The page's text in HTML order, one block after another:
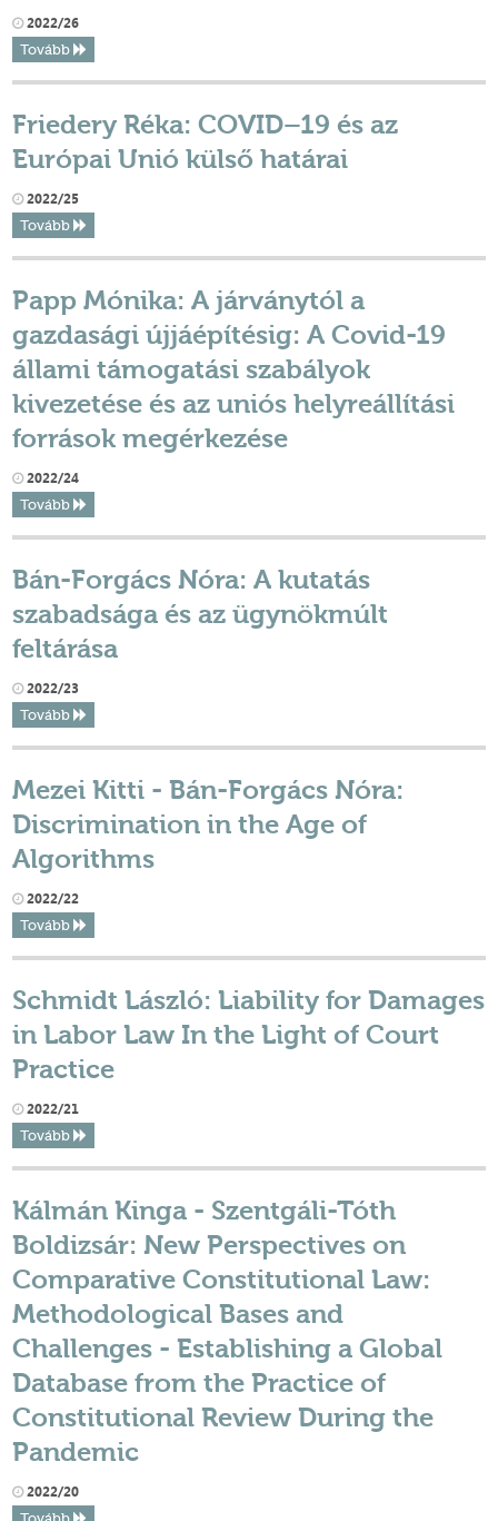
2022/26
Tovább
Friedery Réka: COVID–19 és az
Európai Unió külső határai
2022/25
Tovább
Papp Mónika: A járványtól a
gazdasági újjáépítésig: A Covid-19
állami támogatási szabályok
kivezetése és az uniós helyreállítási
források megérkezése
2022/24
Tovább
Bán-Forgács Nóra: A kutatás
szabadsága és az ügynökmúlt
feltárása
2022/23
Tovább
Mezei Kitti - Bán-Forgács Nóra:
Discrimination in the Age of
Algorithms
2022/22
Tovább
Schmidt László: Liability for Damages
in Labor Law In the Light of Court
Practice
2022/21
Tovább
Kálmán Kinga - Szentgáli-Tóth
Boldizsár: New Perspectives on
Comparative Constitutional Law:
Methodological Bases and
Challenges - Establishing a Global
Database from the Practice of
Constitutional Review During the
Pandemic
2022/20